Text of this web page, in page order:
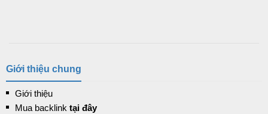
Giới thiệu chung
Giới thiệu
Mua backlink tại đây